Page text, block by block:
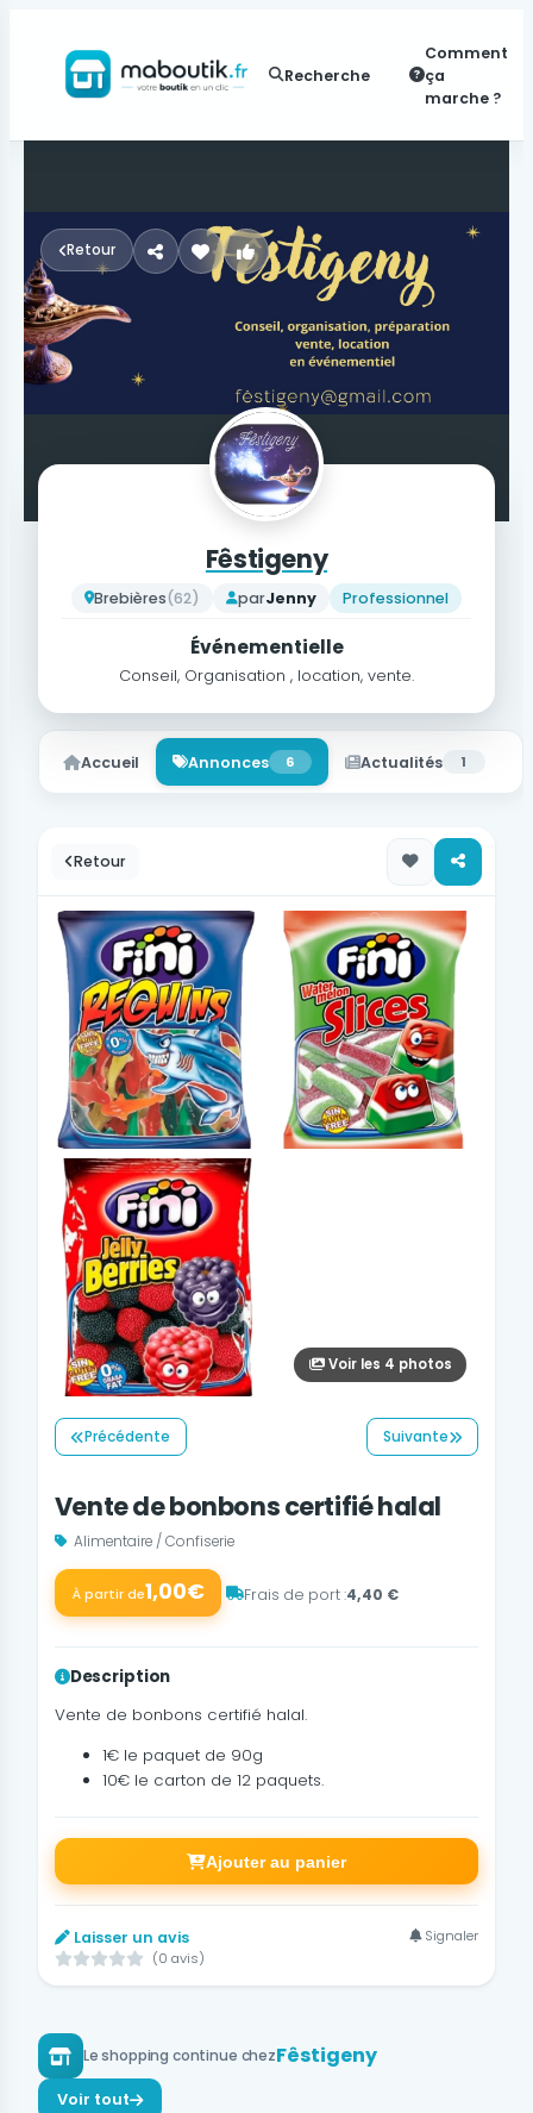
Recherche
Comment
ça
marche ?
Retour
Fêstigeny
Brebières(62) parJenny Professionnel
Événementielle
Conseil, Organisation , location, vente.
Accueil Annonces 6 Actualités 1
Retour
Voir les 4 photos
Précédente Suivante
Vente de bonbons certifié halal
Alimentaire / Confiserie
À partir de1,00€ Frais de port :4,40 €
Description
Vente de bonbons certifié halal.
1€ le paquet de 90g
10€ le carton de 12 paquets.
Ajouter au panier
Laisser un avis
(0 avis)
Signaler
Le shopping continue chezFêstigeny
Voir tout